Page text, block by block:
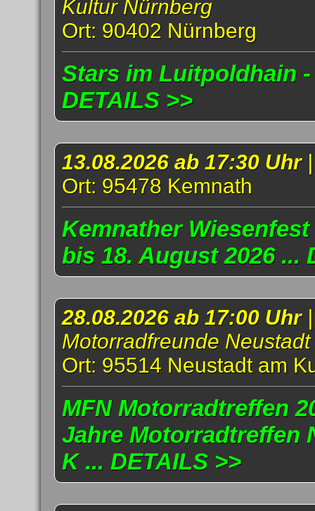
Kultur Nürnberg
Ort: 90402 Nürnberg
Stars im Luitpoldhain
DETAILS >>
13.08.2026 ab 17:30 Uhr
Ort: 95478 Kemnath
Kemnather Wiesenfest
bis 18. August 2026 ...
28.08.2026 ab 17:00 Uhr |
Motorradfreunde
Ort: 95514 Neustadt am
MFN Motorradtreffen
Jahre Motorradtreffen
K ... DETAILS >>